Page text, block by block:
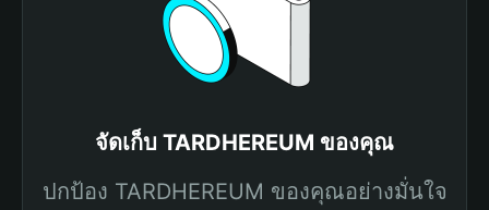
จัดเก็บ TARDHEREUM ของคุณ
ปกป้อง TARDHEREUM ของคุณอย่างมั่นใจ